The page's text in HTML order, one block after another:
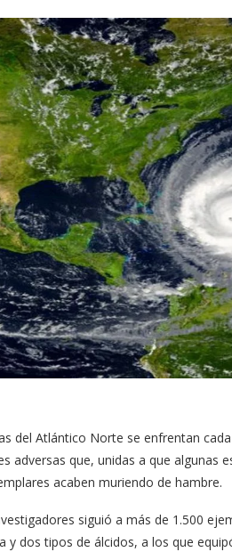
del Atlántico Norte se enfrentan
adversas que, unidas a que algunas
acaben muriendo de hambre.
siguió a más de 1.500
y dos tipos de álcidos, a los que